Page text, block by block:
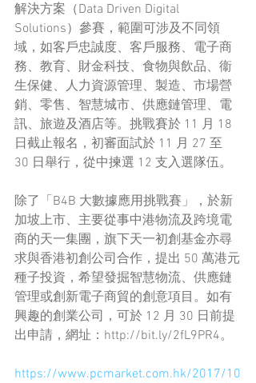
解決方案（Data Driven Digital
Solutions）參賽，範圍可涉及不同領
域，如客戶忠誠度、客戶服務、電子商
務、教育、財金科技、食物與飲品、衞
生保健、人力資源管理、製造、市場營
銷、零售、智慧城市、供應鏈管理、電
訊、旅遊及酒店等。挑戰賽於 11 月 18
日截止報名，初審面試於 11 月 27 至
30 日舉行，從中揀選 12 支入選隊伍。
除了「B4B 大數據應用挑戰賽」，於新
加坡上市、主要從事中港物流及跨境電
商的天一集團，旗下天一初創基金亦尋
求與香港初創公司合作，提出 50 萬港元
種子投資，希望發掘智慧物流、供應鏈
管理或創新電子商貿的創意項目。如有
興趣的創業公司，可於 12 月 30 日前提
出申請，網址：http://bit.ly/2fL9PR4。
https://www.pcmarket.com.hk/2017/10